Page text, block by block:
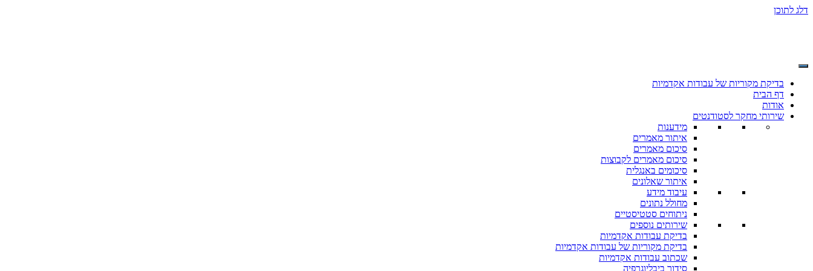
דלג לתוכן
בדיקת מקוריות של עבודות אקדמיות
דף הבית
אודות
שירותי מחקר לסטודנטים
מידענות
איתור מאמרים
סיכום מאמרים
סיכום מאמרים לקבוצות
סיכומים באנגלית
איתור שאלונים
עיבוד מידע
מחולל נתונים
ניתוחים סטטיסטיים
שירותים נוספים
בדיקת עבודות אקדמיות
בדיקת מקוריות של עבודות אקדמיות
שכתוב עבודות אקדמיות
סידור ביבליוגרפיה